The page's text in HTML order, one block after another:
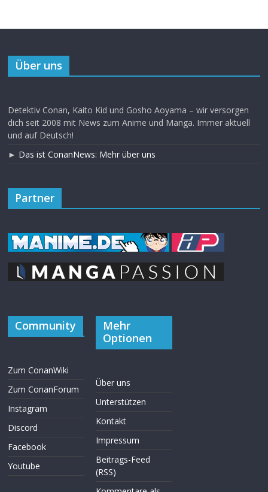
Über uns
Detektiv Conan, Kaito Kid und Gosho Aoyama – wir versorgen
dich seit 2008 mit News zum Anime und Manga. Immer aktuell
und auf Deutsch!
► Das ist ConanNews: Mehr über uns
Partner
Community
Zum ConanWiki
Zum ConanForum
Instagram
Discord
Facebook
Youtube
Mehr
Optionen
Über uns
Unterstützen
Kontakt
Impressum
Beitrags-Feed
(RSS)